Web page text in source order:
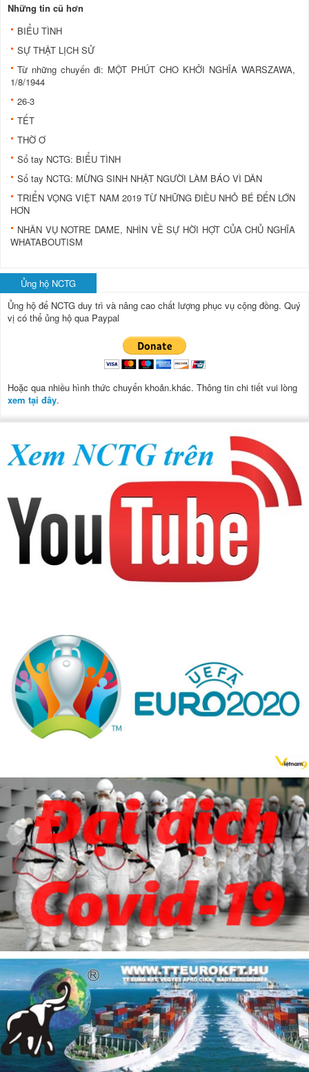
Những tin cũ hơn
BIỂU TÌNH
SỰ THẬT LỊCH SỬ
Từ những chuyến đi: MỘT PHÚT CHO KHỞI NGHĨA WARSZAWA,
1/8/1944
26-3
TẾT
THỜ Ơ
Sổ tay NCTG: BIỂU TÌNH
Sổ tay NCTG: MỪNG SINH NHẬT NGƯỜI LÀM BÁO VÌ DÂN
TRIỂN VỌNG VIỆT NAM 2019 TỪ NHỮNG ĐIỀU NHỎ BÉ ĐẾN LỚN
HƠN
NHÂN VỤ NOTRE DAME, NHÌN VỀ SỰ HỜI HỢT CỦA CHỦ NGHĨA
WHATABOUTISM
Ủng hộ NCTG
Ủng hộ để NCTG duy trì và nâng cao chất lượng phục vụ cộng đồng. Quý
vị có thể ủng hộ qua Paypal
Hoặc qua nhiều hình thức chuyển khoản.khác. Thông tin chi tiết vui lòng
xem tại đây.